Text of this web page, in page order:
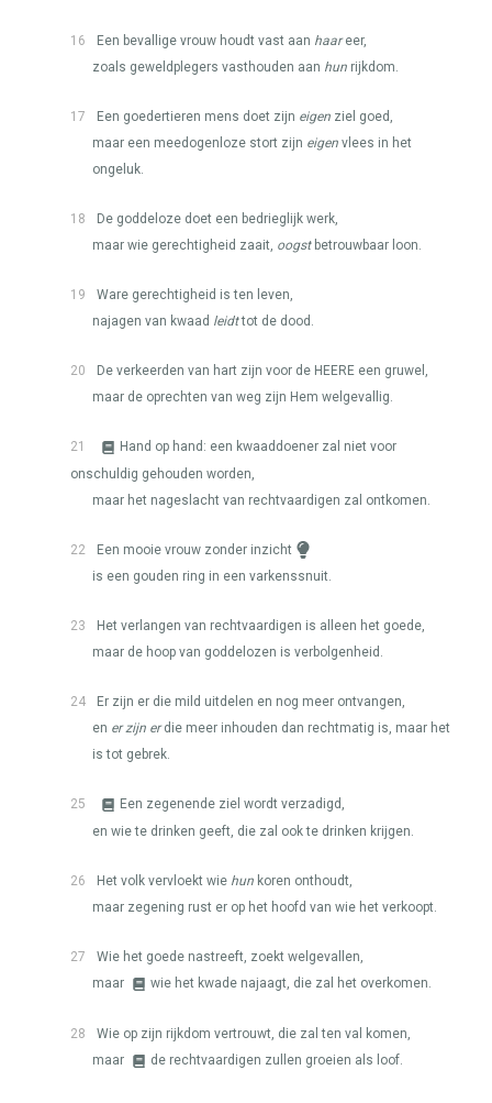
16 Een bevallige vrouw houdt vast aan haareer,
zoals geweldplegers vasthouden aan hun rijkdom.
17 Een goedertieren mens doet zijn eigen ziel goed,
maar een meedogenloze stort zijn eigen vlees in het
ongeluk.
18
De goddeloze doet een bedrieglijk werk,
maar wie gerechtigheid zaait, oogstbetrouwbaar loon.
19
Ware gerechtigheid is ten leven,
najagen van kwaad leidttot de dood.
20 De verkeerden van hart zijn voor de HEERE een gruwel,
maar de oprechten van weg zijn Hem welgevallig.
21
Hand op hand: een kwaaddoener zal niet voor
onschuldig gehouden worden,
maar het nageslacht van rechtvaardigen zal ontkomen.
22
Een mooie vrouw zonder inzicht
is een gouden ring in een varkenssnuit.
23
Het verlangen van rechtvaardigen is alleen het goede,
maar de hoop van goddelozen is verbolgenheid.
24
Er zijn er die mild uitdelen en nog meer ontvangen,
en er zijn erdie meer inhouden dan rechtmatig is, maar het
is tot gebrek.
25
Een zegenende ziel wordt verzadigd,
en wie te drinken geeft, die zal ook te drinken krijgen.
26 Het volk vervloekt wie hun koren onthoudt,
maar zegening rust er op het hoofd van wie het verkoopt.
27
Wie het goede nastreeft, zoekt welgevallen,
maar
wie het kwade najaagt, die zal het overkomen.
28
Wie op zijn rijkdom vertrouwt, die zal ten val komen,
maar
de rechtvaardigen zullen groeien als loof.